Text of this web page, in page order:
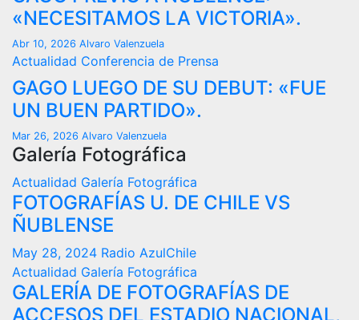
«NECESITAMOS LA VICTORIA».
Abr 10, 2026 Alvaro Valenzuela
Actualidad Conferencia de Prensa
GAGO LUEGO DE SU DEBUT: «FUE
UN BUEN PARTIDO».
Mar 26, 2026 Alvaro Valenzuela
Galería Fotográfica
Actualidad Galería Fotográfica
FOTOGRAFÍAS U. DE CHILE VS
ÑUBLENSE
May 28, 2024 Radio AzulChile
Actualidad Galería Fotográfica
GALERÍA DE FOTOGRAFÍAS DE
ACCESOS DEL ESTADIO NACIONAL,